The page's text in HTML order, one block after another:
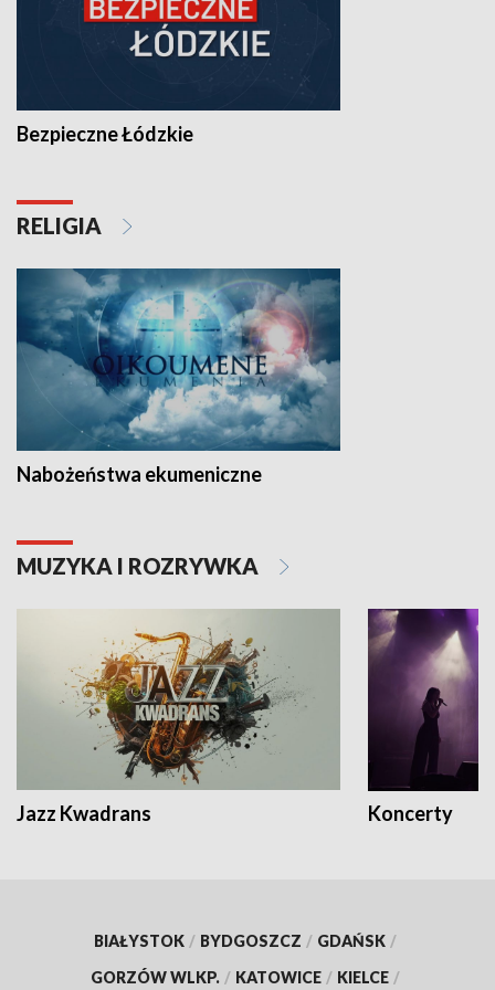
Bezpieczne Łódzkie
RELIGIA
Nabożeństwa ekumeniczne
MUZYKA I ROZRYWKA
Jazz Kwadrans Koncerty
BIAŁYSTOK / BYDGOSZCZ / GDAŃSK /
GORZÓW WLKP. / KATOWICE / KIELCE /